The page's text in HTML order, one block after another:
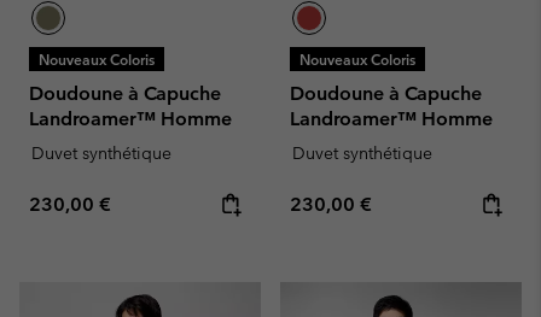
Nouveaux Coloris
Doudoune à Capuche
Landroamer™ Homme
Duvet synthétique
Regular price:
230,00 €
Nouveaux Coloris
Doudoune à Capuche
Landroamer™ Homme
Duvet synthétique
Regular price:
230,00 €